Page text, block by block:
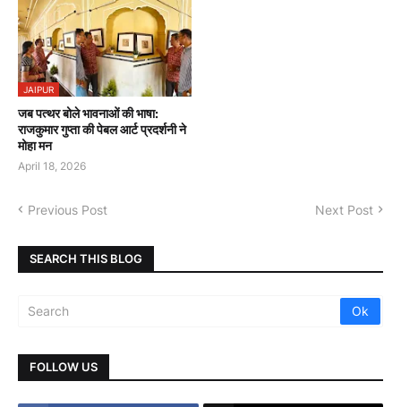
JAIPUR
जब पत्थर बोले भावनाओं की भाषा:
राजकुमार गुप्ता की पेबल आर्ट प्रदर्शनी ने
मोहा मन
April 18, 2026
Previous Post Next Post
SEARCH THIS BLOG
FOLLOW US